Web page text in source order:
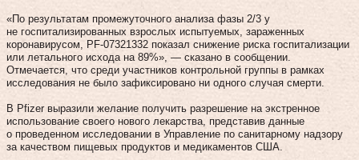
«По результатам промежуточного анализа фазы 2/3 у
не госпитализированных взрослых испытуемых, зараженных
коронавирусом, PF-07321332 показал снижение риска госпитализации
или летального исхода на 89%», — сказано в сообщении.
Отмечается, что среди участников контрольной группы в рамках
исследования не было зафиксировано ни одного случая смерти.
В Pfizer выразили желание получить разрешение на экстренное
использование своего нового лекарства, представив данные
о проведенном исследовании в Управление по санитарному надзору
за качеством пищевых продуктов и медикаментов США.